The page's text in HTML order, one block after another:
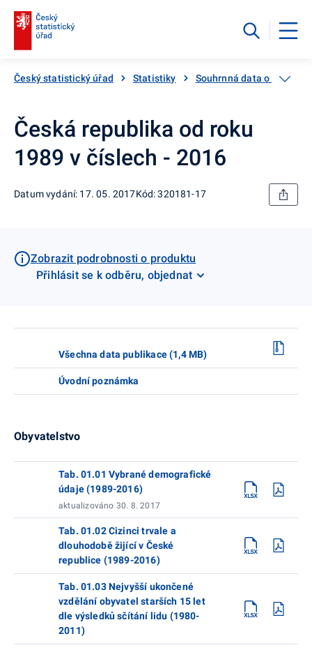
Český statistický úřad Statistiky Souhrnná data o Česku
Česká republika od roku
1989 v číslech - 2016
Datum vydání: 17. 05. 2017Kód: 320181-17
Zobrazit podrobnosti o produktu
Přihlásit se k odběru, objednat
Všechna data publikace (1,4 MB)
Úvodní poznámka
Obyvatelstvo
Tab. 01.01 Vybrané demografické
údaje (1989-2016)
aktualizováno 30. 8. 2017
Tab. 01.02 Cizinci trvale a
dlouhodobě žijící v České
republice (1989-2016)
Tab. 01.03 Nejvyšší ukončené
vzdělání obyvatel starších 15 let
dle výsledků sčítání lidu (1980-
2011)